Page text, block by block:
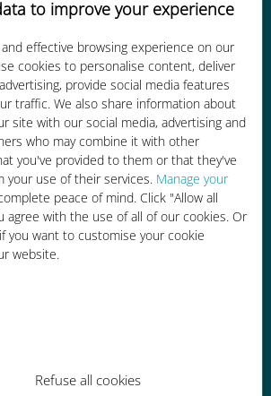
to improve your experience
effective browsing experience on our
cookies to personalise content, deliver
provide social media features
traffic. We also share information about
site with our social media, advertising and
who may combine it with other
you've provided to them or that they've
your use of their services. Manage your
peace of mind. Click "Allow all
agree with the use of all of our cookies. Or
you want to customise your cookie
website.
Refuse all cookies
Kostengünstig
% günstiger als Roaming-
bei Ihrem bisherigen
Anbieter
Aufladen